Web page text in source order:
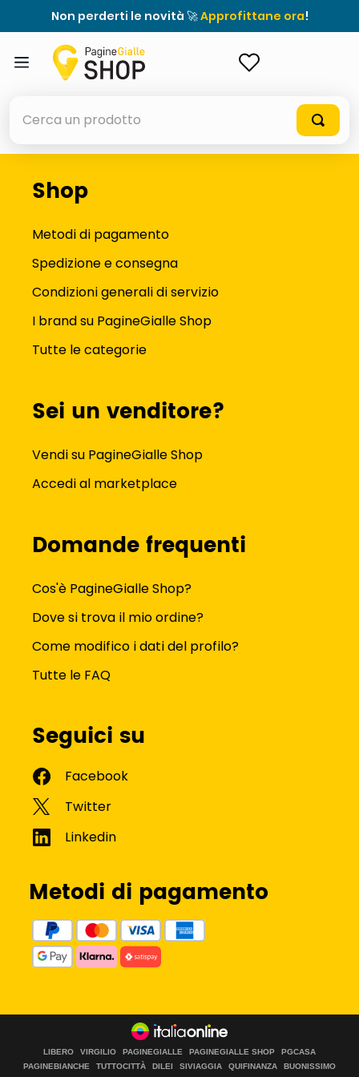
Non perderti le novità 🚀Approfittane ora!
elenchi telefonici
pattumiera raccolta differenziata
asciuga capelli spazzola
Shop
Metodi di pagamento
Spedizione e consegna
Condizioni generali di servizio
I brand su PagineGialle Shop
Tutte le categorie
Sei un venditore?
Vendi su PagineGialle Shop
Accedi al marketplace
Domande frequenti
Cos'è PagineGialle Shop?
Dove si trova il mio ordine?
Come modifico i dati del profilo?
Tutte le FAQ
Seguici su
Metodi di pagamento
LIBERO VIRGILIO PAGINEGIALLE PAGINEGIALLE SHOP
PGCASA
PAGINEBIANCHE
TUTTOCITTÀ DILEI SIVIAGGIA QUIFINANZA
BUONISSIMO